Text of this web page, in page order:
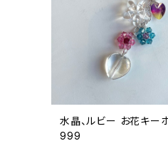
水晶、ルビー お花キ
999